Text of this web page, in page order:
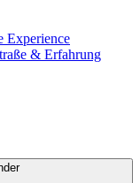
Experience
& Erfahrung